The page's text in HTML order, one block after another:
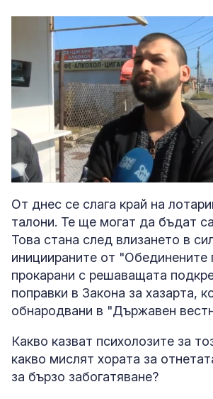
Unmute Loaded
35.60%
От днес се слага край на
талони. Те ще могат да бъдат
Това стана след влизането в
инициираните от "Обединените
прокарани с решаващата
поправки в Закона за хазарта,
обнародвани в "Държавен
Какво казват психолозите за
какво мислят хората за
за бързо забогатяване?